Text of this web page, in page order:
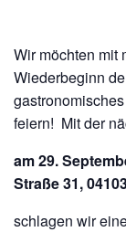
Wir möchten mit
Wiederbeginn
feiern! Mit der
am 29.
Straße 31,
schlagen wir